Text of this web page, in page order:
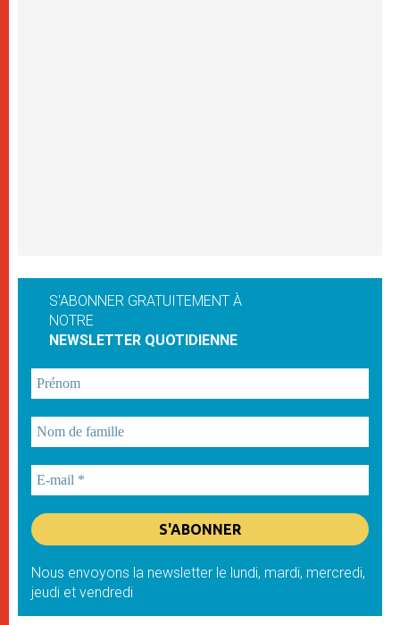
S'ABONNER GRATUITEMENT À
NOTRE
NEWSLETTER QUOTIDIENNE
Nous envoyons la newsletter le lundi, mardi, mercredi,
jeudi et vendredi